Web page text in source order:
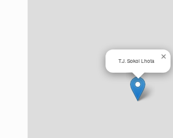
T.J. Sokol Lhota ×